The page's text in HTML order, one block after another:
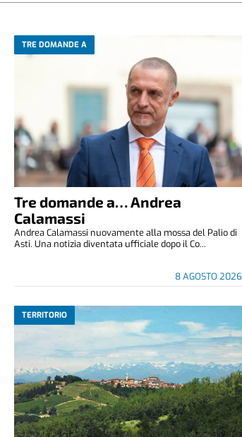
TRE DOMANDE A
Tre domande a… Andrea
Calamassi
8 AGOSTO 2026
Andrea Calamassi nuovamente alla mossa del Palio di
Asti. Una notizia diventata ufficiale dopo il Co...
TERRITORIO